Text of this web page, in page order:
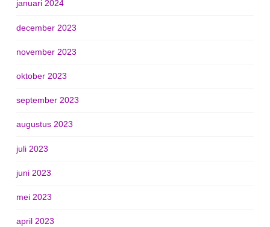
januari 2024
december 2023
november 2023
oktober 2023
september 2023
augustus 2023
juli 2023
juni 2023
mei 2023
april 2023